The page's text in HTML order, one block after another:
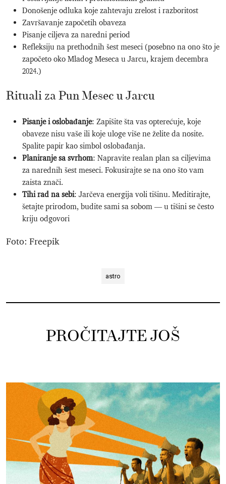
Donošenje odluka koje zahtevaju zrelost i razboritost
Završavanje započetih obaveza
Pisanje ciljeva za naredni period
Refleksiju na prethodnih šest meseci (posebno na ono što je
započeto oko Mladog Meseca u Jarcu, krajem decembra
2024.)
Rituali za Pun Mesec u Jarcu
Pisanje i oslobađanje: Zapišite šta vas opterećuje, koje
obaveze nisu vaše ili koje uloge više ne želite da nosite.
Spalite papir kao simbol oslobađanja.
Planiranje sa svrhom: Napravite realan plan sa ciljevima
za narednih šest meseci. Fokusirajte se na ono što vam
zaista znači.
Tihi rad na sebi: Jarčeva energija voli tišinu. Meditirajte,
šetajte prirodom, budite sami sa sobom — u tišini se često
kriju odgovori
Foto: Freepik
astro
PROČITAJTE JOŠ